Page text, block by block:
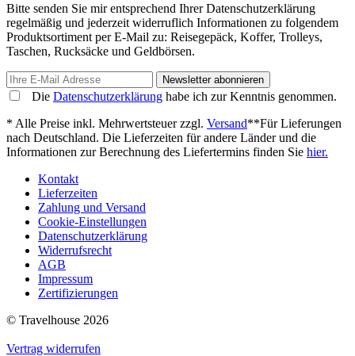
Bitte senden Sie mir entsprechend Ihrer Datenschutzerklärung
regelmäßig und jederzeit widerruflich Informationen zu folgendem
Produktsortiment per E-Mail zu: Reisegepäck, Koffer, Trolleys,
Taschen, Rucksäcke und Geldbörsen.
Newsletter abonnieren
Die Datenschutzerklärung habe ich zur Kenntnis genommen.
* Alle Preise inkl. Mehrwertsteuer zzgl. Versand**Für Lieferungen
nach Deutschland. Die Lieferzeiten für andere Länder und die
Informationen zur Berechnung des Liefertermins finden Sie hier.
Kontakt
Lieferzeiten
Zahlung und Versand
Cookie-Einstellungen
Datenschutzerklärung
Widerrufsrecht
AGB
Impressum
Zertifizierungen
© Travelhouse 2026
Vertrag widerrufen